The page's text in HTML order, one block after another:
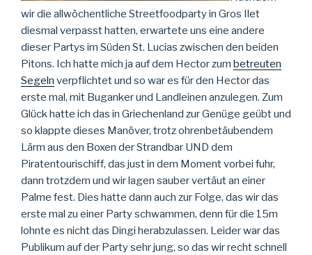
wir die allwöchentliche Streetfoodparty in Gros Ilet
diesmal verpasst hatten, erwartete uns eine andere
dieser Partys im Süden St. Lucias zwischen den beiden
Pitons. Ich hatte mich ja auf dem Hector zum betreuten
Segeln verpflichtet und so war es für den Hector das
erste mal, mit Buganker und Landleinen anzulegen. Zum
Glück hatte ich das in Griechenland zur Genüge geübt und
so klappte dieses Manöver, trotz ohrenbetäubendem
Lärm aus den Boxen der Strandbar UND dem
Piratentourischiff, das just in dem Moment vorbei fuhr,
dann trotzdem und wir lagen sauber vertäut an einer
Palme fest. Dies hatte dann auch zur Folge, das wir das
erste mal zu einer Party schwammen, denn für die 15m
lohnte es nicht das Dingi herabzulassen. Leider war das
Publikum auf der Party sehr jung, so das wir recht schnell